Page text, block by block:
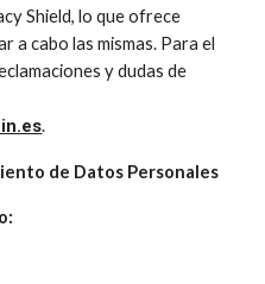
Shield, lo que ofrece
a cabo las mismas. Para el
y dudas de
.
de Datos Personales